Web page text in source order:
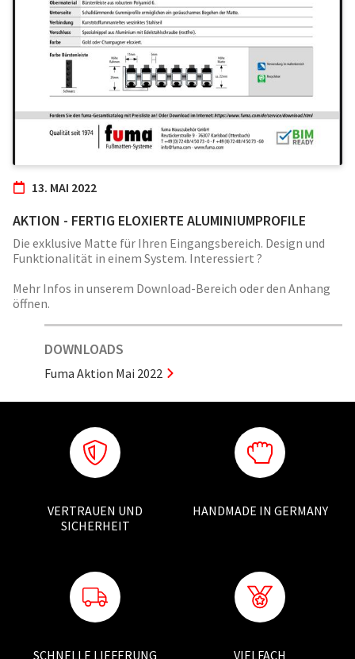
13. MAI 2022
AKTION - FERTIG ELOXIERTE ALUMINIUMPROFILE
Die exklusive Matte für Ihren Eingangsbereich. Design und
Funktionalität in einem System. Interessiert ?
Mehr Infos in unserem Download-Bereich oder den Anhang
öffnen.
DOWNLOADS
Fuma Aktion Mai 2022
VERTRAUEN UND
SICHERHEIT
HANDMADE IN GERMANY
SCHNELLE LIEFERUNG
VIELFACH